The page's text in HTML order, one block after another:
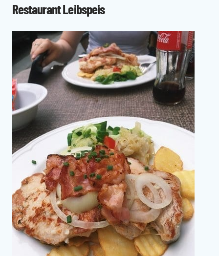
Restaurant Leibspeis